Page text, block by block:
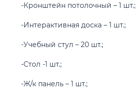
-Кронштейн потолочный – 1 шт.;
-Интерактивная доска – 1 шт.;
-Учебный стул – 20 шт.;
-Стол -1 шт.;
-Ж/к панель – 1 шт.;